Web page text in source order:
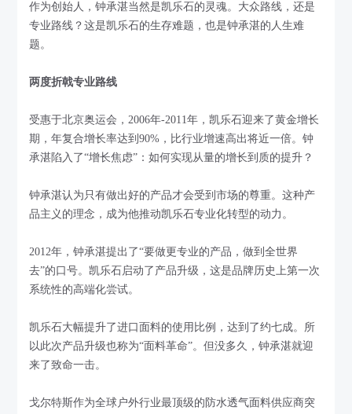
作为创始人，钟承湛当然是凯乐石的灵魂。大众路线，还是
专业路线？这是凯乐石的生存难题，也是钟承湛的人生难
题。
两度折戟专业路线
受惠于北京奥运会，2006年-2011年，凯乐石迎来了黄金增长
期，年复合增长率达到90%，比行业增速高出将近一倍。钟
承湛陷入了“增长焦虑”：如何实现从量的增长到质的提升？
钟承湛认为只有做出好的产品才会受到市场的尊重。这种产
品主义的理念，成为他推动凯乐石专业化转型的动力。
2012年，钟承湛提出了“要做更专业的产品，做到全世界
去”的口号。凯乐石启动了产品升级，这是品牌历史上第一次
系统性的高端化尝试。
凯乐石大幅提升了进口面料的使用比例，达到了约七成。所
以此次产品升级也称为“面料革命”。但没多久，钟承湛就迎
来了致命一击。
戈尔特斯作为全球户外行业最顶级的防水透气面料供应商突